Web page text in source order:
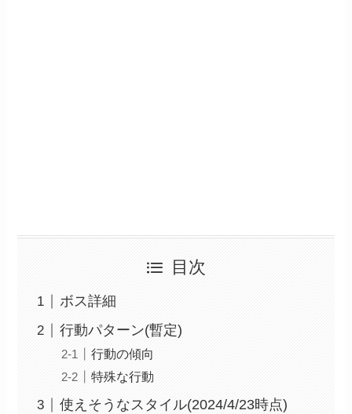
目次
ボス詳細
行動パターン(暫定)
行動の傾向
特殊な行動
使えそうなスタイル(2024/4/23時点)